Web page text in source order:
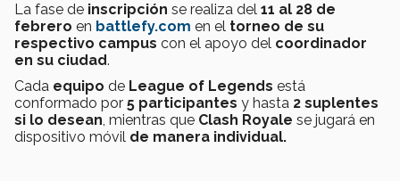
La fase de inscripción se realiza del 11 al 28 de
febrero en battlefy.com en el torneo de su
respectivo campus con el apoyo del coordinador
en su ciudad.
Cada equipo de League of Legends está
conformado por 5 participantes y hasta 2 suplentes
si lo desean, mientras que Clash Royale se jugará en
dispositivo móvil de manera individual.